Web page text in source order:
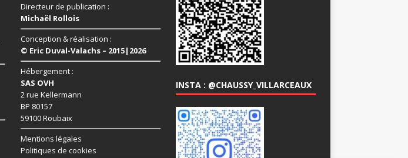
Directeur de publication :
Michaël Rollois
Conception & réalisation :
© Eric Duval-Valachs – 2015|2026
Hébergement :
SAS OVH
2 rue Kellermann
BP 80157
59100 Roubaix
Mentions légales
Politiques de cookies
INSTA : @CHAUSSY_VILLARCEAUX